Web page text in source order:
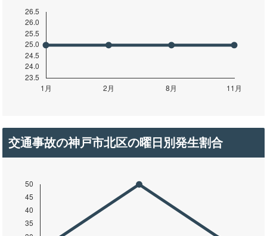
交通事故の神戸市北区の曜日別発生割合